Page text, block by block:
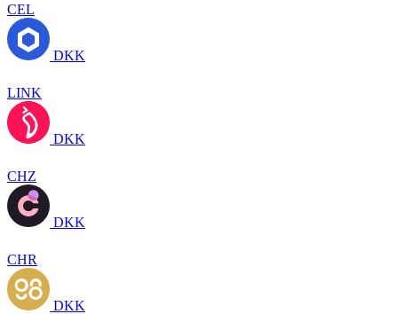
CEL
DKK
LINK
DKK
CHZ
DKK
CHR
DKK